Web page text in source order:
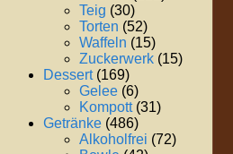
Teig (30)
Torten (52)
Waffeln (15)
Zuckerwerk (15)
Dessert(169)
Gelee (6)
Kompott(31)
Getränke (486)
Alkoholfrei (72)